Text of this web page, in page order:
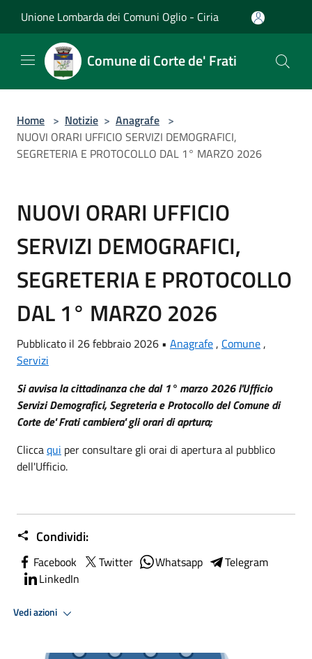
Unione Lombarda dei Comuni Oglio - Ciria
Comune di Corte de' Frati
Home > Notizie > Anagrafe >
NUOVI ORARI UFFICIO SERVIZI DEMOGRAFICI,
SEGRETERIA E PROTOCOLLO DAL 1° MARZO 2026
NUOVI ORARI UFFICIO
SERVIZI DEMOGRAFICI,
SEGRETERIA E PROTOCOLLO
DAL 1° MARZO 2026
Pubblicato il 26 febbraio 2026 • Anagrafe , Comune ,
Servizi
Si avvisa la cittadinanza che dal 1° marzo 2026 l'Ufficio
Servizi Demografici, Segreteria e Protocollo del Comune di
Corte de' Frati cambiera' gli orari di aprtura;
Cliccaqui per consultare gli orai di apertura al pubblico
dell'Ufficio.
Condividi:
Facebook Twitter Whatsapp
Telegram
LinkedIn
Vedi azioni